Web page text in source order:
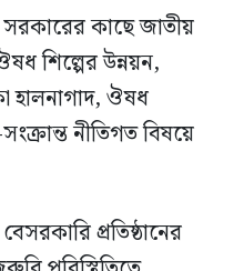
কাছে জাতীয়
শিল্পের উন্নয়ন,
হালনাগাদ, ঔষধ
নীতিগত বিষয়ে
প্রতিষ্ঠানের